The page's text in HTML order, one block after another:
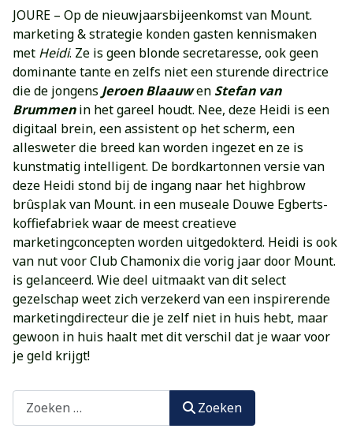
JOURE – Op de nieuwjaarsbijeenkomst van Mount.
marketing & strategie konden gasten kennismaken
met Heidi. Ze is geen blonde secretaresse, ook geen
dominante tante en zelfs niet een sturende directrice
die de jongens Jeroen Blaauwen Stefan van
Brummenin het gareel houdt. Nee, deze Heidi is een
digitaal brein, een assistent op het scherm, een
allesweter die breed kan worden ingezet en ze is
kunstmatig intelligent. De bordkartonnen versie van
deze Heidi stond bij de ingang naar het highbrow
brûsplak van Mount. in een museale Douwe Egberts-
koffiefabriek waar de meest creatieve
marketingconcepten worden uitgedokterd. Heidi is ook
van nut voor Club Chamonix die vorig jaar door Mount.
is gelanceerd. Wie deel uitmaakt van dit select
gezelschap weet zich verzekerd van een inspirerende
marketingdirecteur die je zelf niet in huis hebt, maar
gewoon in huis haalt met dit verschil dat je waar voor
je geld krijgt!
Zoeken
Zoeken